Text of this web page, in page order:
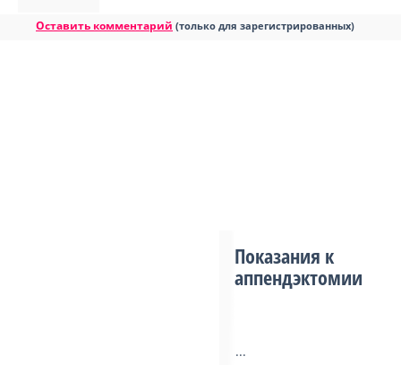
Оставить комментарий (только для зарегистрированных)
Показания к
аппендэктомии
...